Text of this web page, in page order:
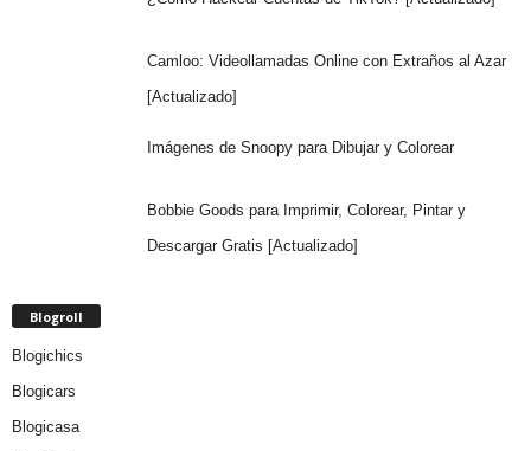
Camloo: Videollamadas Online con Extraños al Azar
[Actualizado]
Imágenes de Snoopy para Dibujar y Colorear
Bobbie Goods para Imprimir, Colorear, Pintar y
Descargar Gratis [Actualizado]
Blogroll
Blogichics
Blogicars
Blogicasa